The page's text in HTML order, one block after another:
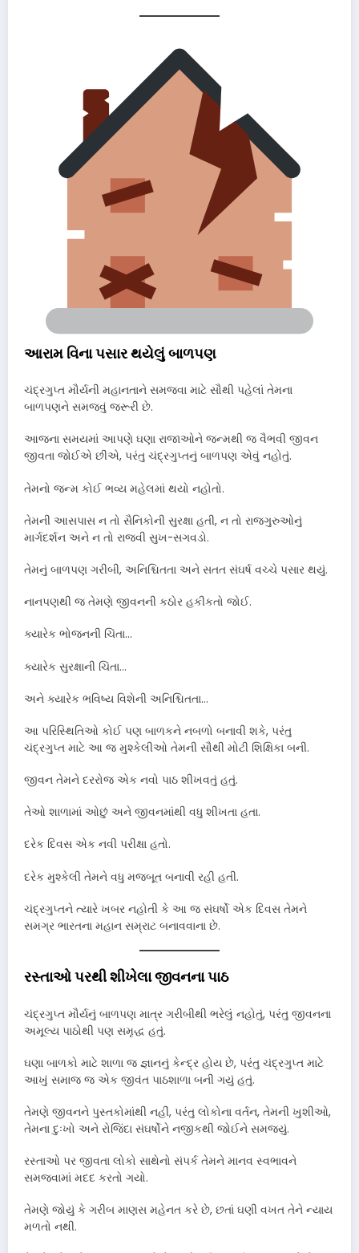
આરામ વિના પસાર થયેલું બાળપણ
ચંદ્રગુપ્ત મૌર્યની મહાનતાને સમજવા માટે સૌથી પહેલાં તેમના
બાળપણને સમજવું જરૂરી છે.
આજના સમયમાં આપણે ઘણા રાજાઓને જન્મથી જ વૈભવી જીવન
જીવતા જોઈએ છીએ, પરંતુ ચંદ્રગુપ્તનું બાળપણ એવું નહોતું.
તેમનો જન્મ કોઈ ભવ્ય મહેલમાં થયો નહોતો.
તેમની આસપાસ ન તો સૈનિકોની સુરક્ષા હતી, ન તો રાજગુરુઓનું
માર્ગદર્શન અને ન તો રાજવી સુખ-સગવડો.
તેમનું બાળપણ ગરીબી, અનિશ્ચિતતા અને સતત સંઘર્ષ વચ્ચે પસાર થયું.
નાનપણથી જ તેમણે જીવનની કઠોર હકીકતો જોઈ.
ક્યારેક ભોજનની ચિંતા…
ક્યારેક સુરક્ષાની ચિંતા…
અને ક્યારેક ભવિષ્ય વિશેની અનિશ્ચિતતા…
આ પરિસ્થિતિઓ કોઈ પણ બાળકને નબળો બનાવી શકે, પરંતુ
ચંદ્રગુપ્ત માટે આ જ મુશ્કેલીઓ તેમની સૌથી મોટી શિક્ષિકા બની.
જીવન તેમને દરરોજ એક નવો પાઠ શીખવતું હતું.
તેઓ શાળામાં ઓછું અને જીવનમાંથી વધુ શીખતા હતા.
દરેક દિવસ એક નવી પરીક્ષા હતો.
દરેક મુશ્કેલી તેમને વધુ મજબૂત બનાવી રહી હતી.
ચંદ્રગુપ્તને ત્યારે ખબર નહોતી કે આ જ સંઘર્ષો એક દિવસ તેમને
સમગ્ર ભારતના મહાન સમ્રાટ બનાવવાના છે.
રસ્તાઓ પરથી શીખેલા જીવનના પાઠ
ચંદ્રગુપ્ત મૌર્યનું બાળપણ માત્ર ગરીબીથી ભરેલું નહોતું, પરંતુ જીવનના
અમૂલ્ય પાઠોથી પણ સમૃદ્ધ હતું.
ઘણા બાળકો માટે શાળા જ જ્ઞાનનું કેન્દ્ર હોય છે, પરંતુ ચંદ્રગુપ્ત માટે
આખું સમાજ જ એક જીવંત પાઠશાળા બની ગયું હતું.
તેમણે જીવનને પુસ્તકોમાંથી નહીં, પરંતુ લોકોના વર્તન, તેમની ખુશીઓ,
તેમના દુઃખો અને રોજિંદા સંઘર્ષોને નજીકથી જોઈને સમજ્યું.
રસ્તાઓ પર જીવતા લોકો સાથેનો સંપર્ક તેમને માનવ સ્વભાવને
સમજવામાં મદદ કરતો ગયો.
તેમણે જોયું કે ગરીબ માણસ મહેનત કરે છે, છતાં ઘણી વખત તેને ન્યાય
મળતો નથી.